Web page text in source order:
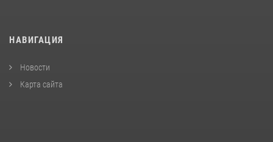
НАВИГАЦИЯ
Новости
Карта сайта